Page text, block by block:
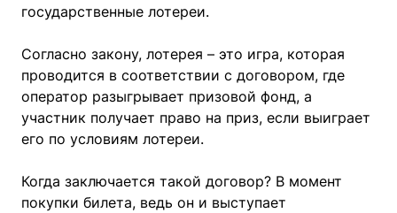
государственные лотереи.
Согласно закону, лотерея – это игра, которая
проводится в соответствии с договором, где
оператор разыгрывает призовой фонд, а
участник получает право на приз, если выиграет
его по условиям лотереи.
Когда заключается такой договор? В момент
покупки билета, ведь он и выступает